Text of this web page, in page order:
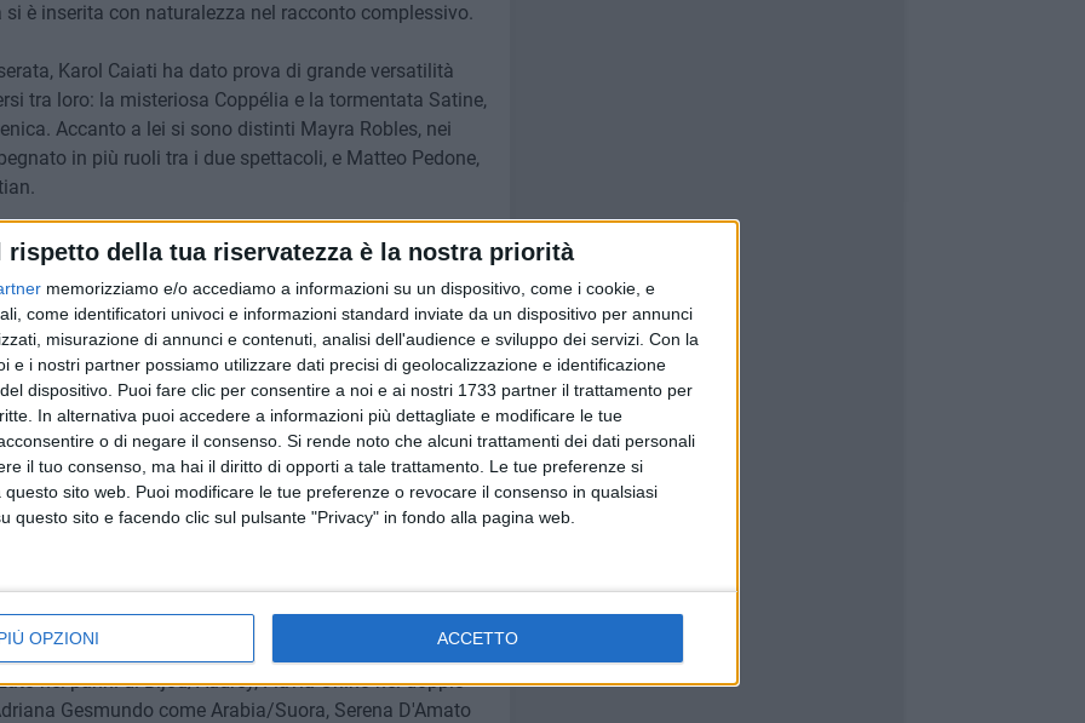
rispetto della tua riservatezza è la nostra priorità
memorizziamo e/o accediamo a informazioni su un dispositivo, come i cookie, e
come identificatori univoci e informazioni standard inviate da un dispositivo per annunci
misurazione di annunci e contenuti, analisi dell'audience e sviluppo dei servizi. Con la
e i nostri partner possiamo utilizzare dati precisi di geolocalizzazione e identificazione
dispositivo. Puoi fare clic per consentire a noi e ai nostri 1733 partner il trattamento per
In alternativa puoi accedere a informazioni più dettagliate e modificare le tue
o di negare il consenso. Si rende noto che alcuni trattamenti dei dati personali
il tuo consenso, ma hai il diritto di opporti a tale trattamento. Le tue preferenze si
sito web. Puoi modificare le tue preferenze o revocare il consenso in qualsiasi
questo sito e facendo clic sul pulsante "Privacy" in fondo alla pagina web.
OPZIONI ACCETTO
è inserita con naturalezza nel racconto complessivo.
Karol Caiati ha dato prova di grande versatilità
tra loro: la misteriosa Coppélia e la tormentata Satine,
Accanto a lei si sono distinti Mayra Robles, nei
in più ruoli tra i due spettacoli, e Matteo Pedone,
dello special guestMino Viesti, protagonista
serata insieme a Karol Caiati. Le sue esibizioni
a elevare ulteriormente il livello artistico dello
cast, composto da solisti, corpo di ballo e allievi dei
hip hop e dei corsi dedicati ai più piccoli.
di una produzione corale che ha saputo mettere in
alle qualità dei singoli interpreti. Dalle soliste deLa vera
da Anna Agherbino, Simona Santoruvo,Monica
e Serena D'Amato, fino ai protagonisti e ai
Maria Caiati nel ruolo di Marie Toulouse, Andrea
nei panni di Bijou/Audrey, Flavia Orlino nel doppio
Gesmundo come Arabia/Suora, Serena D'Amato